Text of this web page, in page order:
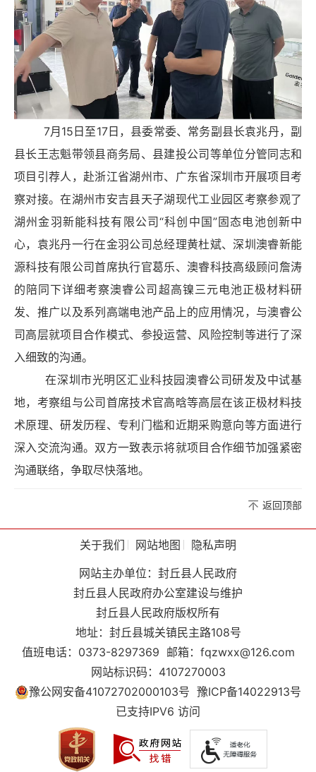
7月15日至17日，县委常委、常务副县长袁兆丹，副
县长王志魁带领县商务局、县建投公司等单位分管同志和
项目引荐人，赴浙江省湖州市、广东省深圳市开展项目考
察对接。在湖州市安吉县天子湖现代工业园区考察参观了
湖州金羽新能科技有限公司“科创中国”固态电池创新中
心，袁兆丹一行在金羽公司总经理黄杜斌、深圳澳睿新能
源科技有限公司首席执行官葛乐、澳睿科技高级顾问詹涛
的陪同下详细考察澳睿公司超高镍三元电池正极材料研
发、推广以及系列高端电池产品上的应用情况，与澳睿公
司高层就项目合作模式、参投运营、风险控制等进行了深
入细致的沟通。
在深圳市光明区汇业科技园澳睿公司研发及中试基
地，考察组与公司首席技术官高晗等高层在该正极材料技
术原理、研发历程、专利门槛和近期采购意向等方面进行
深入交流沟通。双方一致表示将就项目合作细节加强紧密
沟通联络，争取尽快落地。
返回顶部
关于我们 网站地图
隐私声明
网站主办单位：封丘县人民政府
封丘县人民政府办公室建设与维护
封丘县人民政府版权所有
地址：封丘县城关镇民主路108号
值班电话：0373-8297369 邮箱：fqzwxx@126.com
网站标识码：4107270003
豫公网安备41072702000103号 豫ICP备14022913号
已支持IPV6 访问